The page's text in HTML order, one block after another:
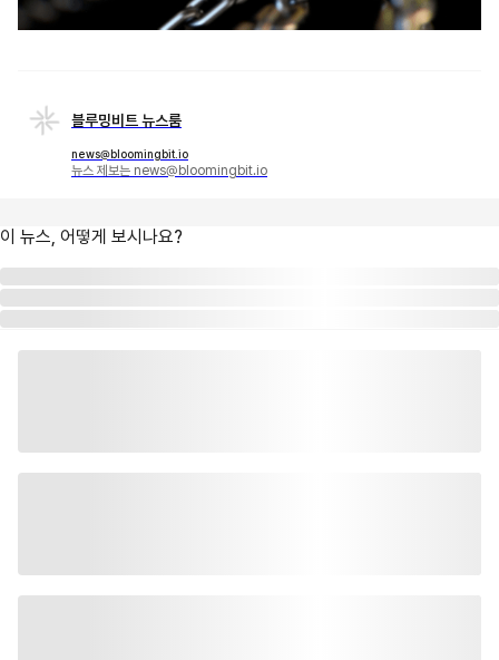
블루밍비트 뉴스룸
news@bloomingbit.io
뉴스 제보는 news@bloomingbit.io
이 뉴스, 어떻게 보시나요?